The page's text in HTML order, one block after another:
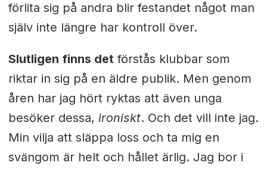
förlita sig på andra blir festandet något man
själv inte längre har kontroll över.
Slutligen finns detförstås klubbar som
riktar in sig på en äldre publik. Men genom
åren har jag hört ryktas att även unga
besöker dessa, ironiskt. Och det vill inte jag.
Min vilja att släppa loss och ta mig en
svängom är helt och hållet ärlig. Jag bor i